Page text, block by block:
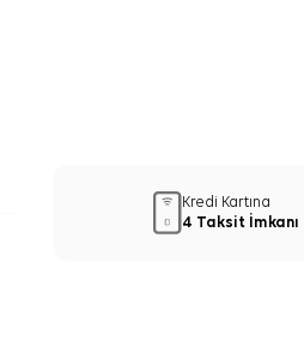
Kredi Kartına
4 Taksit İmkanı